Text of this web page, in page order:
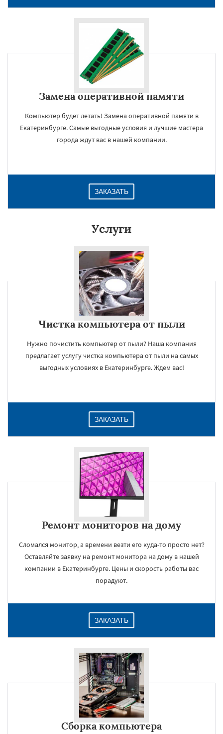
Замена оперативной памяти
Компьютер будет летать! Замена оперативной памяти в
Екатеринбурге. Самые выгодные условия и лучшие мастера
города ждут вас в нашей компании.
ЗАКАЗАТЬ
Услуги
Чистка компьютера от пыли
Нужно почистить компьютер от пыли? Наша компания
предлагает услугу чистка компьютера от пыли на самых
выгодных условиях в Екатеринбурге. Ждем вас!
ЗАКАЗАТЬ
Ремонт мониторов на дому
Сломался монитор, а времени везти его куда-то просто нет?
Оставляйте заявку на ремонт монитора на дому в нашей
компании в Екатеринбурге. Цены и скорость работы вас
порадуют.
ЗАКАЗАТЬ
Сборка компьютера
Даю согласие на обработку персональных данных